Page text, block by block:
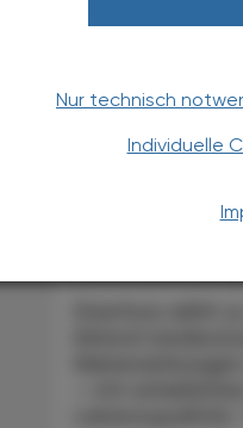
Nur technisch
Individuelle